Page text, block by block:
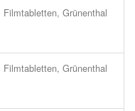
Filmtabletten, Grünenthal
Filmtabletten, Grünenthal